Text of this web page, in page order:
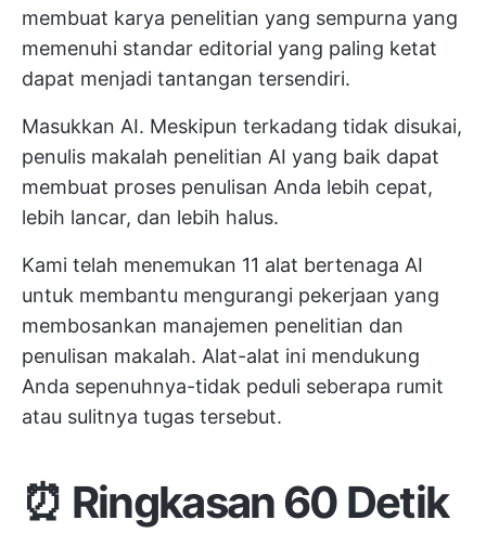
membuat karya penelitian yang sempurna yang
memenuhi standar editorial yang paling ketat
dapat menjadi tantangan tersendiri.
Masukkan AI. Meskipun terkadang tidak disukai,
penulis makalah penelitian AI yang baik dapat
membuat proses penulisan Anda lebih cepat,
lebih lancar, dan lebih halus.
Kami telah menemukan 11 alat bertenaga AI
untuk membantu mengurangi pekerjaan yang
membosankan manajemen penelitian dan
penulisan makalah. Alat-alat ini mendukung
Anda sepenuhnya-tidak peduli seberapa rumit
atau sulitnya tugas tersebut.
⏰ Ringkasan 60 Detik